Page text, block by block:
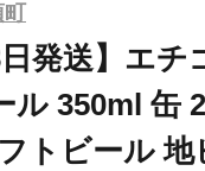
日発送】エ
ル 350ml 缶
トビール